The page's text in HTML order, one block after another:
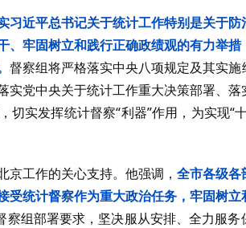
习近平总书记关于统计工作特别是关于
牢固树立和践行正确政绩观的有力举
督察组将严格落实中央八项规定及其实
党中央关于统计工作重大决策部署、
实发挥统计督察“利器”作用，为实现“
京工作的关心支持。他强调，全市各级各
统计督察作为重大政治任务，牢固树
察组部署要求，坚决服从安排、全力服